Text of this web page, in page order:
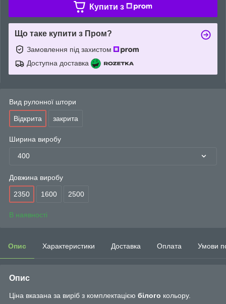
Купити з
Що таке купити з Пром?
Замовлення під захистом
Доступна доставка
Вид рулонної штори
Відкрита закрита
Ширина виробу
400
Довжина виробу
2350 1600 2500
В наявності
Опис Характеристики Доставка Оплата Умови
Опис
Ціна вказана за виріб з комплектацією білого кольору.